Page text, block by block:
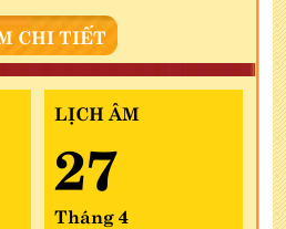
CHI TIẾT
LỊCH ÂM
27
Tháng 4